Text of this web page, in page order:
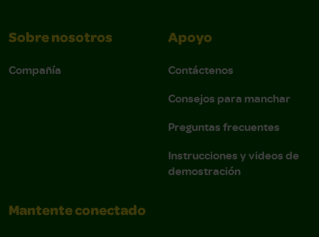
Sobre nosotros
Compañía
Apoyo
Contáctenos
Consejos para manchar
Preguntas frecuentes
Instrucciones y videos de
demostración
Mantente conectado